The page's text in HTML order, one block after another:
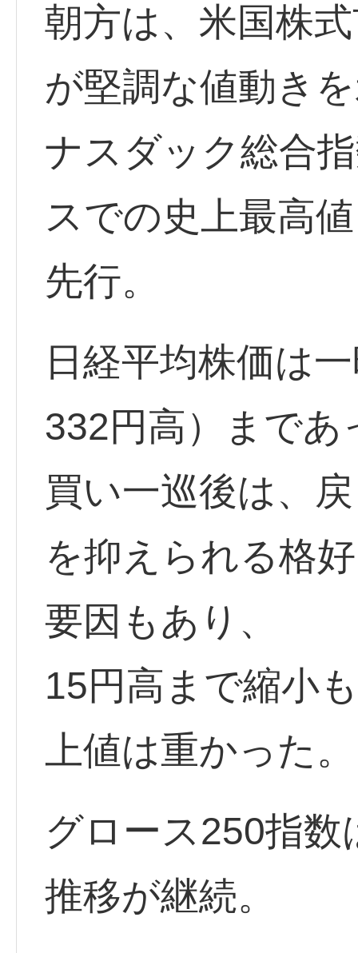
朝方は、米国株
が堅調な値動き
ナスダック総合
スでの史上最高
先行。
日経平均株価は
332円高）まであ
買い一巡後は、
を抑えられる格
要因もあり、
15円高まで縮小
上値は重かった。
グロース250指
推移が継続。